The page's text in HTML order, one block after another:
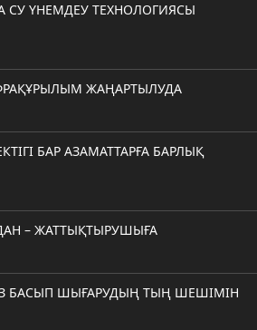
СУ ҮНЕМДЕУ ТЕХНОЛОГИЯСЫ
ЖАҢАРТЫЛУДА
БАР АЗАМАТТАРҒА БАРЛЫҚ
– ЖАТТЫҚТЫРУШЫҒА
БАСЫП ШЫҒАРУДЫҢ ТЫҢ ШЕШІМІН